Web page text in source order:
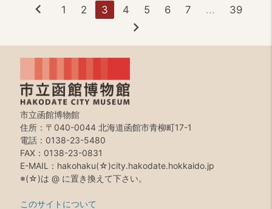
chevron_left 1 2 3 4 5 6 7 ... 39
chevron_right
市立函館博物館
住所：〒040-0044 北海道函館市青柳町17-1
電話：0138-23-5480
FAX：0138-23-0831
E-MAIL：hakohaku(☆)city.hakodate.hokkaido.jp
※(☆)は @ に置き換えて下さい。
このサイトについて